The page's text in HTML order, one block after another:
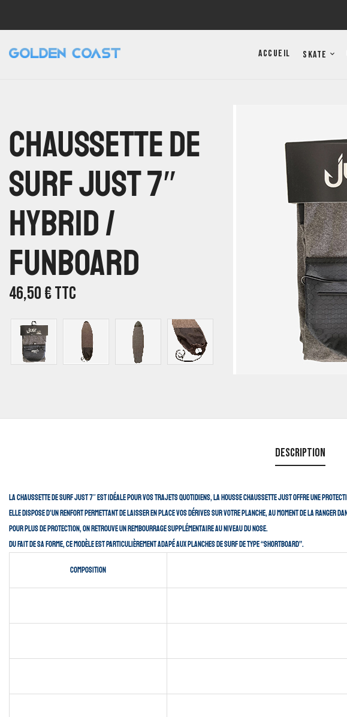
Accueil Skate
Chaussette De
Surf Just 7″
Hybrid /
Funboard
46,50€TTC
Description
La chaussette de surf Just 7″ est idéale pour vos trajets quotidiens, la housse chaussette Just offre une
Elle dispose d’un renfort permettant de laisser en place vos dérives sur votre planche, au moment de la ranger
Pour plus de protection, on retrouve un rembourrage supplémentaire au niveau du nose.
Du fait de sa forme, ce modèle est particulièrement adapé aux planches de surf de type “shortboard”.
Composition